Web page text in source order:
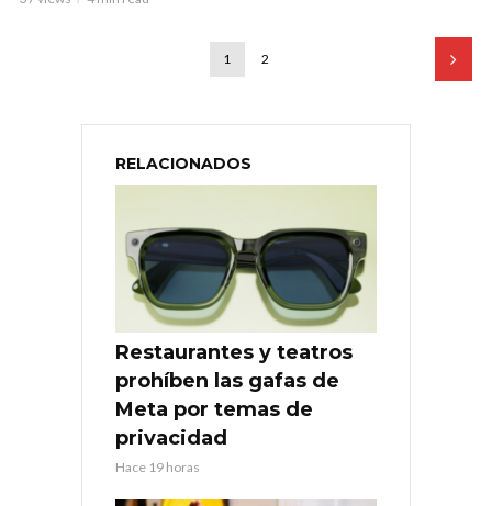
1 2
RELACIONADOS
Restaurantes y teatros
prohíben las gafas de
Meta por temas de
privacidad
Hace 19 horas